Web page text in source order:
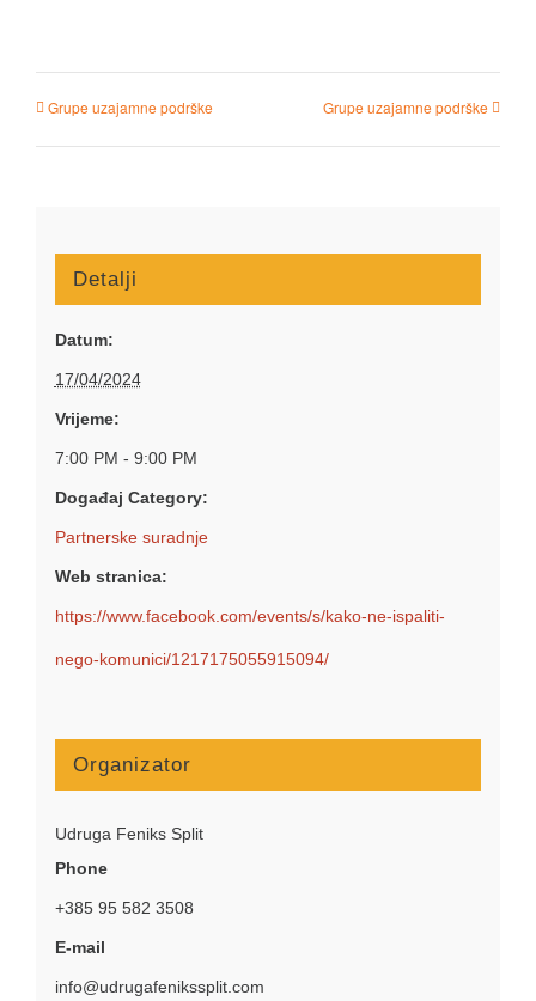
Grupe uzajamne podrške Grupe uzajamne podrške
Detalji
Datum:
17/04/2024
Vrijeme:
7:00 PM - 9:00 PM
Događaj Category:
Partnerske suradnje
Web stranica:
https://www.facebook.com/events/s/kako-ne-ispaliti-
nego-komunici/1217175055915094/
Organizator
Udruga Feniks Split
Phone
+385 95 582 3508
E-mail
info@udrugafenikssplit.com